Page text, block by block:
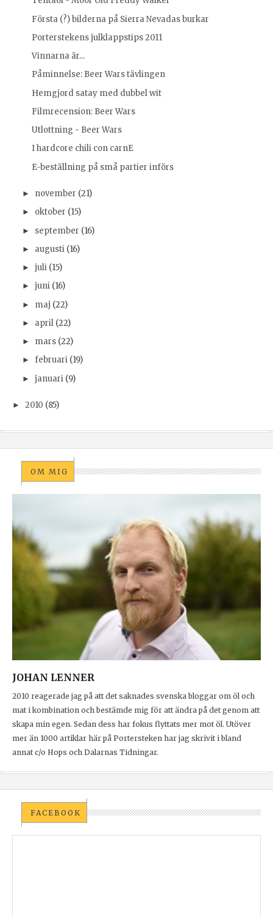
Första (?) bilderna på Sierra Nevadas burkar
Porterstekens julklappstips 2011
Vinnarna är...
Påminnelse: Beer Wars tävlingen
Hemgjord satay med dubbel wit
Filmrecension: Beer Wars
Utlottning - Beer Wars
I hardcore chili con carnE
E-beställning på små partier införs
► november (21)
► oktober (15)
► september (16)
► augusti (16)
► juli (15)
► juni (16)
► maj (22)
► april (22)
► mars (22)
► februari (19)
► januari (9)
► 2010 (85)
OM MIG
JOHAN LENNER
2010 reagerade jag på att det saknades svenska bloggar om öl och
mat i kombination och bestämde mig för att ändra på det genom att
skapa min egen. Sedan dess har fokus flyttats mer mot öl. Utöver
mer än 1000 artiklar här på Portersteken har jag skrivit i bland
annat c/o Hops och Dalarnas Tidningar.
FACEBOOK